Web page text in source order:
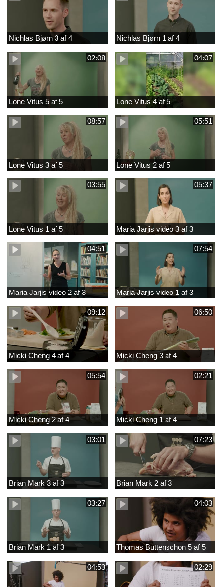
Nichlas Bjørn 3 af 4 Nichlas Bjørn 1 af 4
02:08
Lone Vitus 5 af 5
04:07
Lone Vitus 4 af 5
08:57
Lone Vitus 3 af 5
05:51
Lone Vitus 2 af 5
03:55
Lone Vitus 1 af 5
05:37
Maria Jarjis video 3 af 3
04:51
Maria Jarjis video 2 af 3
07:54
Maria Jarjis video 1 af 3
09:12
Micki Cheng 4 af 4
06:50
Micki Cheng 3 af 4
05:54
Micki Cheng 2 af 4
02:21
Micki Cheng 1 af 4
03:01
Brian Mark 3 af 3
07:23
Brian Mark 2 af 3
03:27
Brian Mark 1 af 3
04:03
Thomas Buttenschon 5 af 5
04:53 02:29